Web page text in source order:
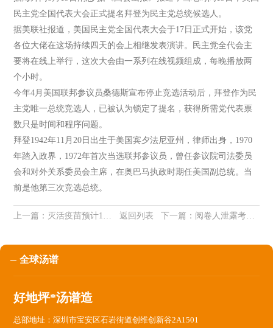
民主党全国代表大会正式提名拜登为民主党总统候选人。
据美联社报道，美国民主党全国代表大会于17日正式开始，该党
各位大佬在这场持续四天的会上相继发表演讲。民主党全代会主
要将在线上举行，这次大会由一系列在线视频组成，每晚播放两
个小时。
今年4月美国联邦参议员桑德斯宣布停止竞选活动后，拜登作为民
主党唯一总统竞选人，已被认为锁定了提名，获得所需党代表票
数只是时间和程序问题。
拜登1942年11月20日出生于美国宾夕法尼亚州，律师出身，1970
年踏入政界，1972年首次当选联邦参议员，曾任参议院司法委员
会和对外关系委员会主席，在奥巴马执政时期任美国副总统。当
前是他第三次竞选总统。
上一篇： 灭活疫苗预计12月底上市，年产量超2亿剂 返回列表 下一篇： 阅卷人泄露考生作答情况，教育部约谈浙江省教育考试院
全球汤谱
好地坪*汤谱造
总部地址：深圳市宝安区石岩街道创维创新谷2A1501